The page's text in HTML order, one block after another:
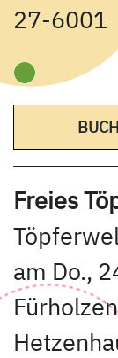
27-6001
Freies
am Do.,